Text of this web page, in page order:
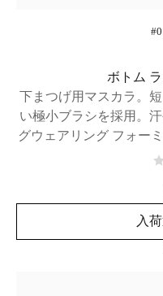
ボトム
下まつげ用マスカラ。
い極小ブラシを採用。
グウェアリング フォー
入